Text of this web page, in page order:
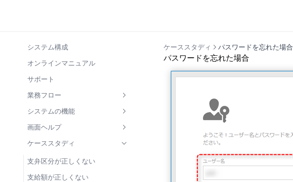
システム構成
オンラインマニュアル
サポート
業務フロー
1. 基礎情報の整理
学校・学部の整理
児童生徒の整理
世帯・世帯構成員の整理
2. 支弁区分決定
税情報の照会・入力
区分決定
3. 支給回の登録
4. 使用経費入力
5. 支給処理
システムの機能
世帯情報の共有
兄弟姉妹の新入生の登録
世帯員の所属世帯を変更
マイナンバー連携
未申告疑いの表示
年次更新処理
画面ヘルプ
【基本操作】
画面操作の基礎
帳票出力
メッセージ
メッセージ一覧
学校
ケーススタディ
支弁区分が正しくない
支給額が正しくない
ケーススタディ パスワードを忘れた場合
パスワードを忘れた場合